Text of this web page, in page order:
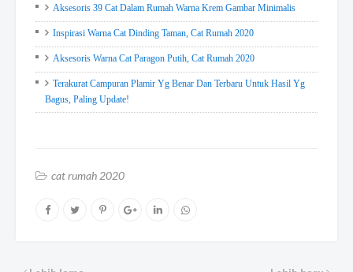
Aksesoris 39 Cat Dalam Rumah Warna Krem Gambar Minimalis
Inspirasi Warna Cat Dinding Taman, Cat Rumah 2020
Aksesoris Warna Cat Paragon Putih, Cat Rumah 2020
Terakurat Campuran Plamir Yg Benar Dan Terbaru Untuk Hasil Yg
Bagus, Paling Update!
cat rumah 2020